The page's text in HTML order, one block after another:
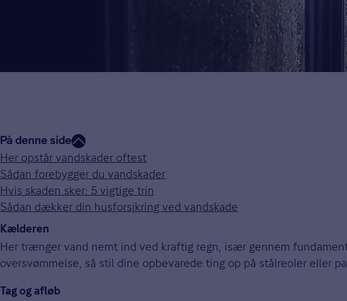
På denne side
Her opstår vandskader oftest
Sådan forebygger du vandskader
Hvis skaden sker: 5 vigtige trin
Sådan dækker din husforsikring ved vandskade
Her opstår vandskader oftest
Rør og installationer
Slid, utætheder og frostsprængte rør er en af de hyppigste årsager.
Kælderen
Her trænger vand nemt ind ved kraftig regn, især gennem
oversvømmelse, så stil dine opbevarede ting op på stålreoler eller
Tag og afløb